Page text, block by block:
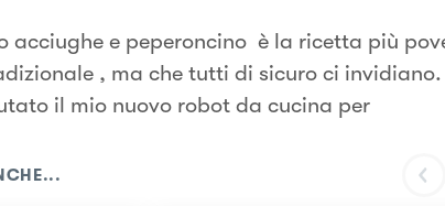
acciughe e peperoncino è la ricetta più
, ma che tutti di sicuro ci invidiano.
il mio nuovo robot da cucina per